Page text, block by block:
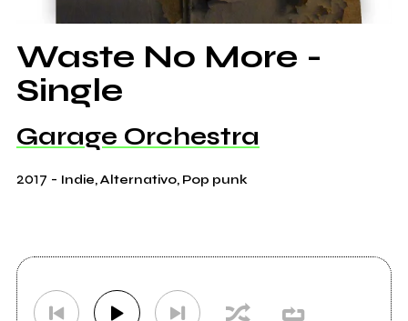
Waste No More -
Single
Garage Orchestra
2017 - Indie, Alternativo, Pop punk